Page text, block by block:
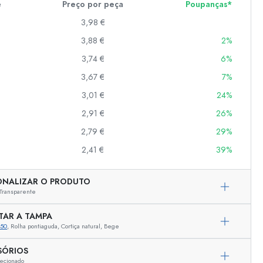
Representação exemplar
Preço por peça
Poupanças*
3,98 €
3,88 €
2%
3,74 €
6%
3,67 €
7%
3,01 €
24%
2,91 €
26%
2,79 €
29%
2,41 € 39%
O PRODUTO
Transparente
A TAMPA
, Rolha pontiaguda, Cortiça natural, Bege